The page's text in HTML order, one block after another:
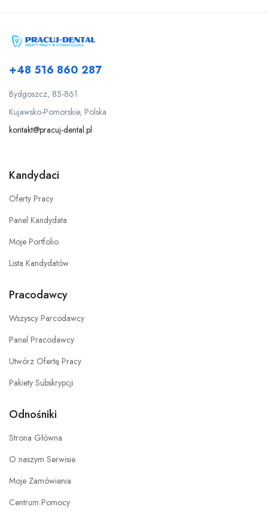
+48 516 860 287
Bydgoszcz, 85-861
Kujawsko-Pomorskie, Polska
kontakt@pracuj-dental.pl
Kandydaci
Oferty Pracy
Panel Kandydata
Moje Portfolio
Lista Kandydatów
Pracodawcy
Wszyscy Parcodawcy
Panel Pracodawcy
Utwórz Ofertę Pracy
Pakiety Subskrypcji
Odnośniki
Strona Główna
O naszym Serwisie
Moje Zamówienia
Centrum Pomocy